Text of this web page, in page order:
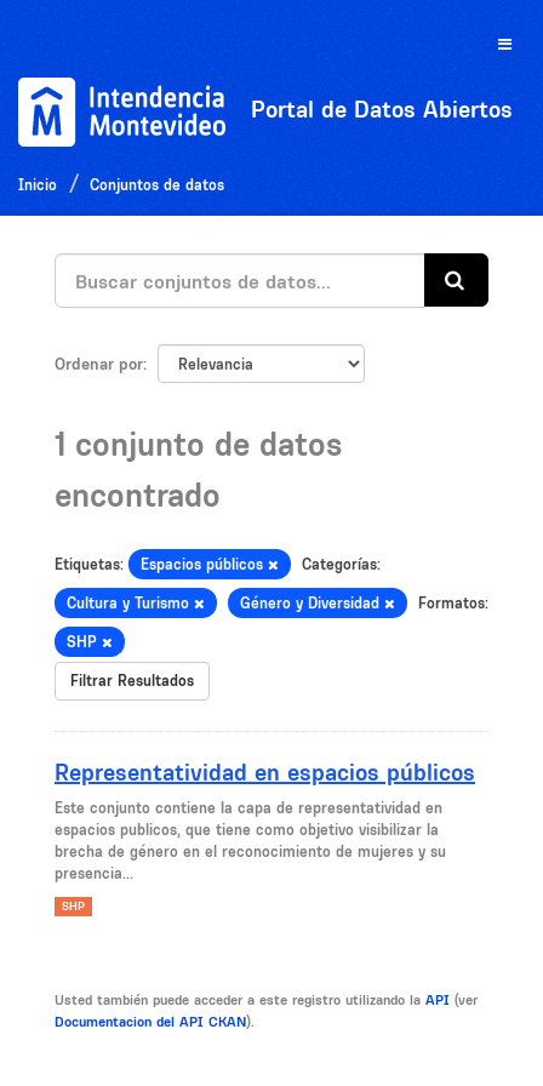
Toggle
Portal de Datos Abiertos
Inicio Conjuntos de datos
Ordenar por
1 conjunto de datos
encontrado
Etiquetas: Espacios públicos Categorías:
Cultura y Turismo Género y Diversidad Formatos:
SHP
Filtrar Resultados
Representatividad en espacios públicos
Este conjunto contiene la capa de representatividad en
espacios publicos, que tiene como objetivo visibilizar la
brecha de género en el reconocimiento de mujeres y su
presencia...
SHP
Usted también puede acceder a este registro utilizando la API (ver
Documentacion del API CKAN).